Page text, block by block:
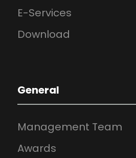
E-Services
Download
General
Management Team
Awards